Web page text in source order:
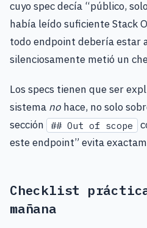
cuyo spec decía “público,
había leído suficiente Stack
todo endpoint debería estar
silenciosamente metió un
Los specs tienen que ser
sistema no hace, no solo
sección
## Out of scope
este endpoint” evita
Checklist
mañana